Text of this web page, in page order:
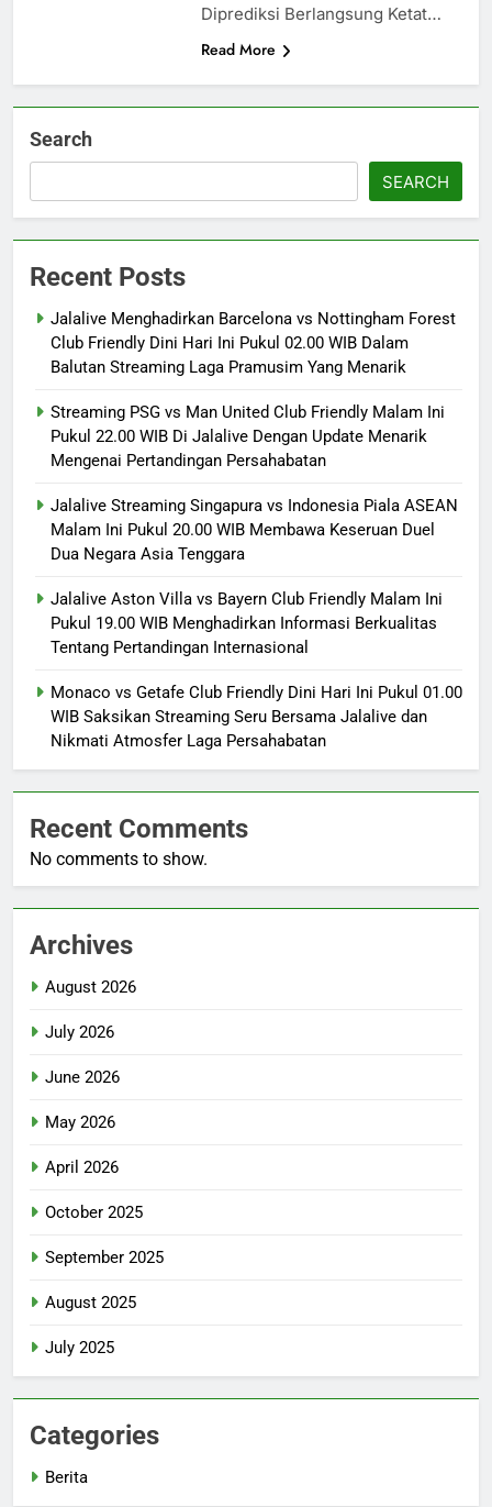
Diprediksi Berlangsung Ketat…
Read More
Search
SEARCH
Recent Posts
Jalalive Menghadirkan Barcelona vs Nottingham Forest
Club Friendly Dini Hari Ini Pukul 02.00 WIB Dalam
Balutan Streaming Laga Pramusim Yang Menarik
Streaming PSG vs Man United Club Friendly Malam Ini
Pukul 22.00 WIB Di Jalalive Dengan Update Menarik
Mengenai Pertandingan Persahabatan
Jalalive Streaming Singapura vs Indonesia Piala ASEAN
Malam Ini Pukul 20.00 WIB Membawa Keseruan Duel
Dua Negara Asia Tenggara
Jalalive Aston Villa vs Bayern Club Friendly Malam Ini
Pukul 19.00 WIB Menghadirkan Informasi Berkualitas
Tentang Pertandingan Internasional
Monaco vs Getafe Club Friendly Dini Hari Ini Pukul 01.00
WIB Saksikan Streaming Seru Bersama Jalalive dan
Nikmati Atmosfer Laga Persahabatan
Recent Comments
No comments to show.
Archives
August 2026
July 2026
June 2026
May 2026
April 2026
October 2025
September 2025
August 2025
July 2025
Categories
Berita